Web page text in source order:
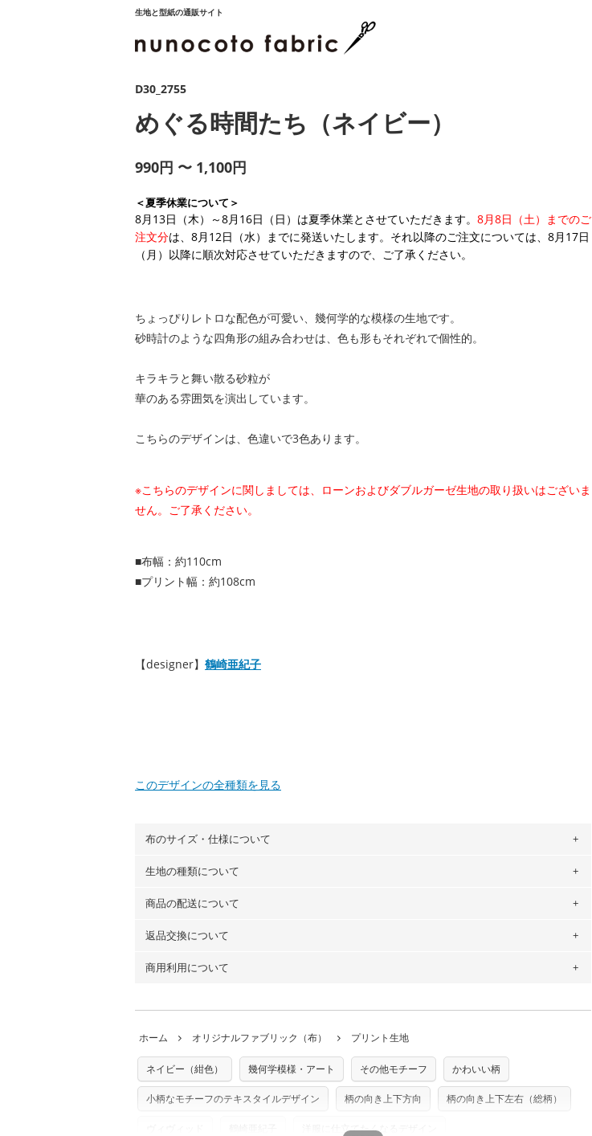
生地と型紙の通販サイト
D30_2755
めぐる時間たち（ネイビー）
990円 〜 1,100円
＜夏季休業について＞
8月13日（木）～8月16日（日）は夏季休業とさせていただきます。 8月8日（土）までのご
注文分は、8月12日（水）までに発送いたします。それ以降のご注文については、8月17日
（月）以降に順次対応させていただきますので、ご了承ください。
ちょっぴりレトロな配色が可愛い、幾何学的な模様の生地です。
砂時計のような四角形の組み合わせは、色も形もそれぞれで個性的。
キラキラと舞い散る砂粒が
華のある雰囲気を演出しています。
こちらのデザインは、色違いで3色あります。
※こちらのデザインに関しましては、ローンおよびダブルガーゼ生地の取り扱いはございま
せん。ご了承ください。
■布幅：約110cm
■プリント幅：約108cm
【designer】 鶴崎亜紀子
このデザインの全種類を見る
布のサイズ・仕様について
布の長さは50cm単位での販売になります。
※カットを希望の方は備考欄に「50cmずつカット希望」などご記載ください（50cm
単位でのカットのみ）
生地の種類について
・現在、すべてのデザインのプリントに使用している生地は６種類です。素材は
ーン）・コットンリネン（ビエラ織）・100％コットン（ツイル）・100％コットン
（キャンバス・11号帆布）です。
◎ 各生地の詳細を見る
商品の配送について
・ネコポスでの配送は、布は2mまで型紙は2個までとなります（一部例外有り）それ
ります。
※万が一、検品時に不備が見つかった場合は、4～5営業日後の発送となる場合がござ
※土日祝は営業日に含まれません。
※配送日のご指定は承れません。出来上がり次第、順次発送いたします。
返品交換について
・布はご注文後に注文数量のみをプリントするため、
購入後の返品および交換は承る
ていた色味と違う、などの理由での返品は承れません。予めご了承ください。
返品・交換対象の基準について詳しくは こちら
商用利用について
た記載も不要です。（製品化した際に起こる全ての問題、クレームにつきましては当
店及びnunocoto fabricは一切の責任を負いませんのでご了承ください）
※有料型紙（ホームソーイング型紙シリーズ）および柄がえらべるキットに付属された
型紙は商用利用できませんのでご注意ください。型紙自体の転用・販売および型紙を
ホーム オリジナルファブリック（布） プリント生地
ネイビー（紺色） 幾何学模様・アート その他モチーフ かわいい柄
小柄なモチーフのテキスタイルデザイン 柄の向き上下方向 柄の向き上下左右（総柄）
洋服に仕立てたくなるデザイン